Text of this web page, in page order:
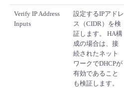
Verify IP Address
Inputs
設定するIPアドレ
ス（CIDR）を検
証します。 HA構
成の場合は、接
続されたネット
ワークでDHCPが
有効であること
も検証します。